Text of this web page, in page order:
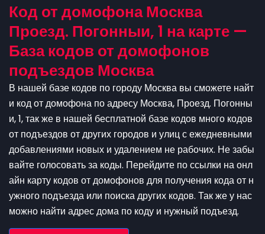
Код от домофона Москва
Проезд. Погонныи, 1 на карте —
База кодов от домофонов
подъездов Москва
В нашей базе кодов по городу Москва вы сможете найт
и код от домофона по адресу Москва, Проезд. Погонны
и, 1, так же в нашей бесплатной базе кодов много кодов
от подъездов от других городов и улиц с ежедневными
добавлениями новых и удалением не рабочих. Не забы
вайте голосовать за коды. Перейдите по ссылки на онл
айн карту кодов от домофонов для получения кода от н
ужного подъезда или поиска других кодов. Так же у нас
можно найти адрес дома по коду и нужный подъезд.